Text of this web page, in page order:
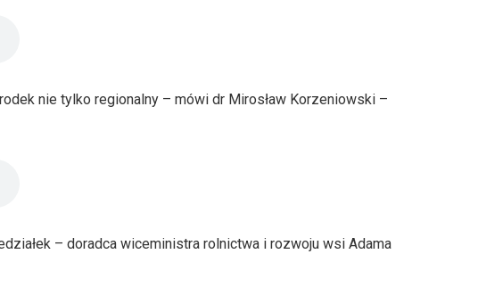
nie tylko regionalny – mówi dr Mirosław Korzeniowski –
– doradca wiceministra rolnictwa i rozwoju wsi Adama